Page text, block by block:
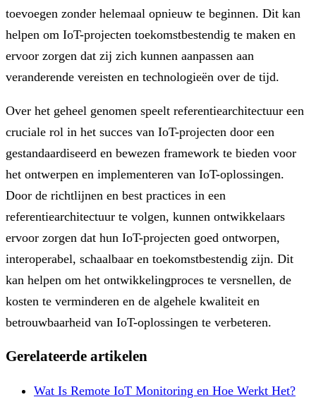
toevoegen zonder helemaal opnieuw te beginnen. Dit kan
helpen om IoT-projecten toekomstbestendig te maken en
ervoor zorgen dat zij zich kunnen aanpassen aan
veranderende vereisten en technologieën over de tijd.
Over het geheel genomen speelt referentiearchitectuur een
cruciale rol in het succes van IoT-projecten door een
gestandaardiseerd en bewezen framework te bieden voor
het ontwerpen en implementeren van IoT-oplossingen.
Door de richtlijnen en best practices in een
referentiearchitectuur te volgen, kunnen ontwikkelaars
ervoor zorgen dat hun IoT-projecten goed ontworpen,
interoperabel, schaalbaar en toekomstbestendig zijn. Dit
kan helpen om het ontwikkelingproces te versnellen, de
kosten te verminderen en de algehele kwaliteit en
betrouwbaarheid van IoT-oplossingen te verbeteren.
Gerelateerde artikelen
Wat Is Remote IoT Monitoring en Hoe Werkt Het?